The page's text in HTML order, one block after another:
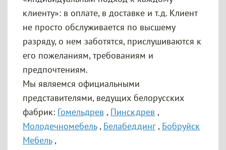
клиенту»: в оплате, в доставке и т.д. Клиент
не просто обслуживается по высшему
разряду, о нем заботятся, прислушиваются к
его пожеланиям, требованиям и
предпочтениям.
Мы являемся официальными
представителями, ведущих белорусских
фабрик: Гомельдрев , Пинскдрев ,
Молодечномебель, Белабеддинг, Бобруйск
Мебель,